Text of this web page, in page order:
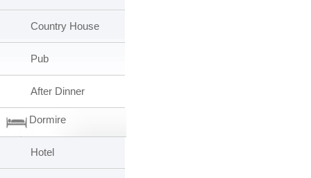
Country House
Pub
After Dinner
Dormire
Hotel